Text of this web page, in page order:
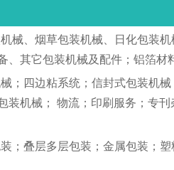
、烟草包装机械、日化包装机
、其它包装机械及配件；铝箔材
；四边粘系统；信封式包装机
机械； 物流；印刷服务；专
；叠层多层包装；金属包装；